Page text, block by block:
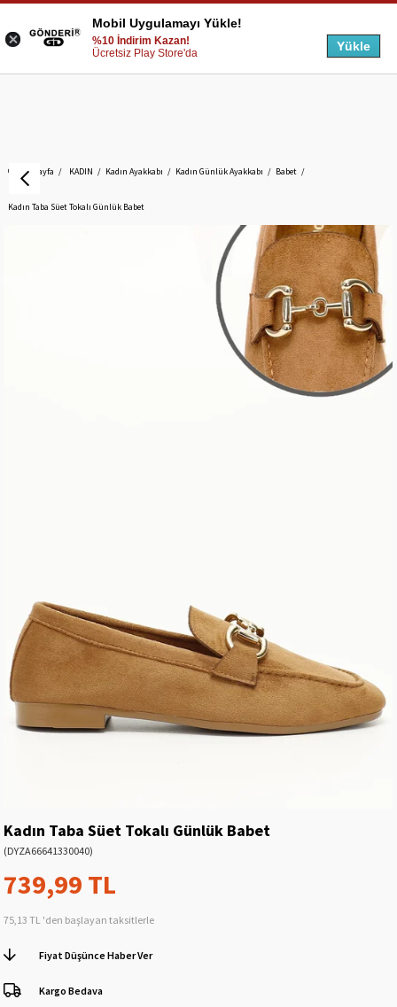
Anasayfa KADIN Kadın Ayakkabı Kadın Günlük Ayakkabı Babet
Kadın Taba Süet Tokalı Günlük Babet
Kadın Taba Süet Tokalı Günlük Babet
(DYZA66641330040)
739,99 TL
75,13 TL 'den başlayan taksitlerle
Fiyat Düşünce Haber Ver
Kargo Bedava
Mobil Uygulamayı Yükle!
%10 İndirim Kazan!
Ücretsiz Play Store'da
Yükle